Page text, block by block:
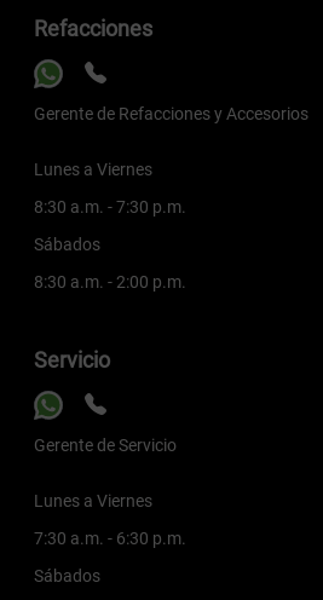
Refacciones
Gerente de Refacciones y Accesorios
Lunes a Viernes
8:30 a.m. - 7:30 p.m.
Sábados
8:30 a.m. - 2:00 p.m.
Servicio
Gerente de Servicio
Lunes a Viernes
7:30 a.m. - 6:30 p.m.
Sábados